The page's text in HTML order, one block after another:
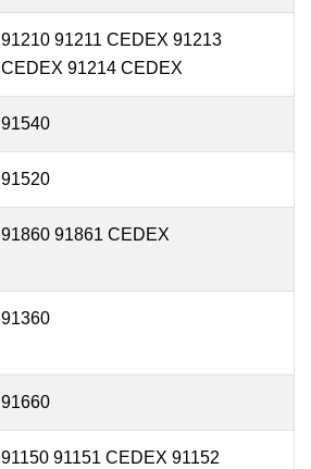
91210 91211 CEDEX 91213
CEDEX 91214 CEDEX
91540
91520
91860 91861 CEDEX
91360
91660
91150 91151 CEDEX 91152